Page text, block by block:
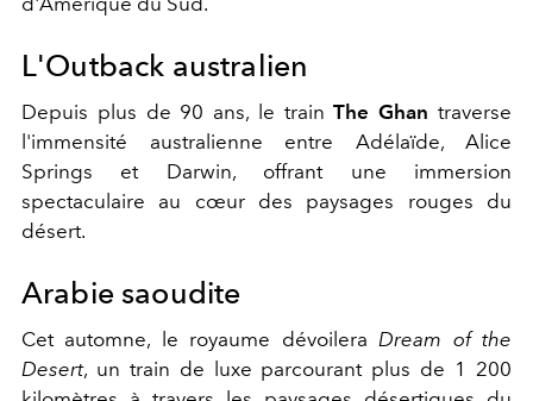
L'Outback australien
Depuis plus de 90 ans, le trainThe Ghan traverse
l'immensité australienne entre Adélaïde, Alice
Springs et Darwin, offrant une immersion
spectaculaire au cœur des paysages rouges du
désert.
Arabie saoudite
Cet automne, le royaume dévoileraDream of the
Desert, un train de luxe parcourant plus de 1 200